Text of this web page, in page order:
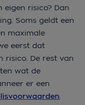
eigen risico? Dan
Soms geldt een
maximale
eerst dat
risico. De rest van
wat de
er een
.